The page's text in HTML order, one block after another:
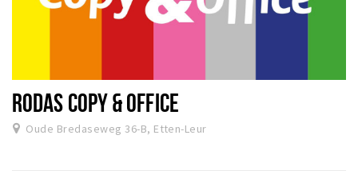
RODAS COPY & OFFICE
Oude Bredaseweg 36-B, Etten-Leur